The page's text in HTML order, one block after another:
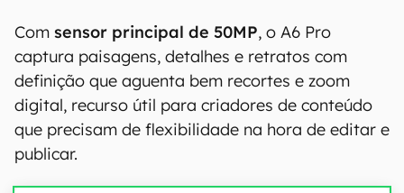
Com sensor principal de 50MP, o A6 Pro
captura paisagens, detalhes e retratos com
definição que aguenta bem recortes e zoom
digital, recurso útil para criadores de conteúdo
que precisam de flexibilidade na hora de editar e
publicar.